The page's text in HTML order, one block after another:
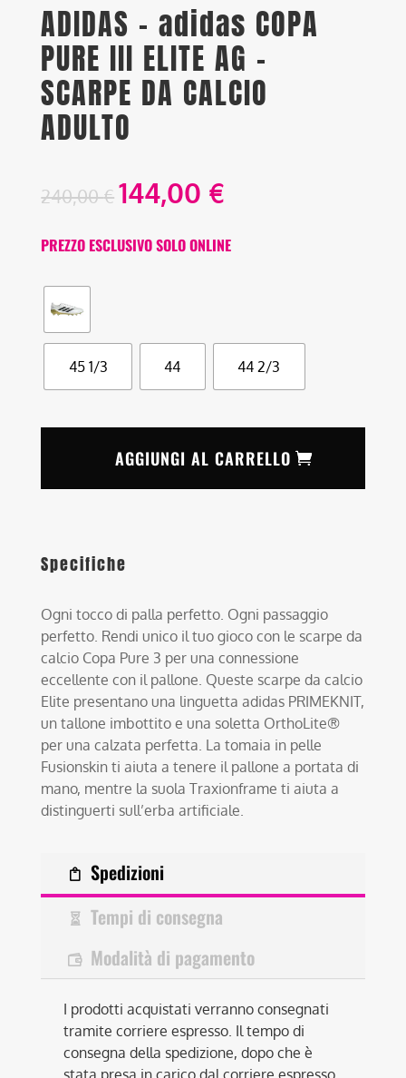
ADIDAS – adidas COPA
PURE III ELITE AG –
SCARPE DA CALCIO
ADULTO
240,00€ 144,00 €
PREZZO ESCLUSIVO SOLO ONLINE
45 1/3 44 44 2/3
AGGIUNGI AL CARRELLO
Specifiche
Ogni tocco di palla perfetto. Ogni passaggio
perfetto. Rendi unico il tuo gioco con le scarpe da
calcio Copa Pure 3 per una connessione
eccellente con il pallone. Queste scarpe da calcio
Elite presentano una linguetta adidas PRIMEKNIT,
un tallone imbottito e una soletta OrthoLite®
per una calzata perfetta. La tomaia in pelle
Fusionskin ti aiuta a tenere il pallone a portata di
mano, mentre la suola Traxionframe ti aiuta a
distinguerti sull’erba artificiale.
Spedizioni
Tempi di consegna
Modalità di pagamento
I prodotti acquistati verranno consegnati
tramite corriere espresso. Il tempo di
consegna della spedizione, dopo che è